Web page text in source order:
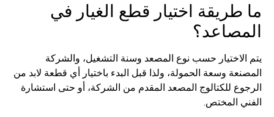
ما طريقة اختيار قطع الغيار في
المصاعد؟
يتم الاختيار حسب نوع المصعد وسنة التشغيل، والشركة
المصنعة وسعة الحمولة، ولذا قبل البدء باختيار أي قطعة لابد من
الرجوع للكتالوج المصعد المقدم من الشركة، أو حتى استشارة
الفني المختص.